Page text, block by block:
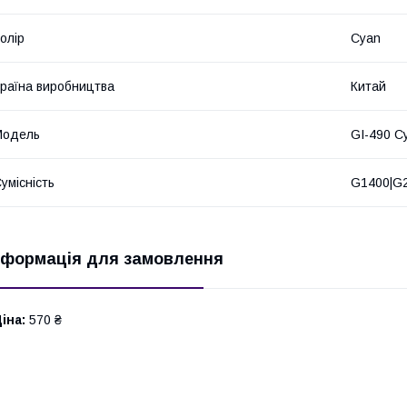
Cyan
виробництва Китай
GI-490
для замовлення
570 ₴